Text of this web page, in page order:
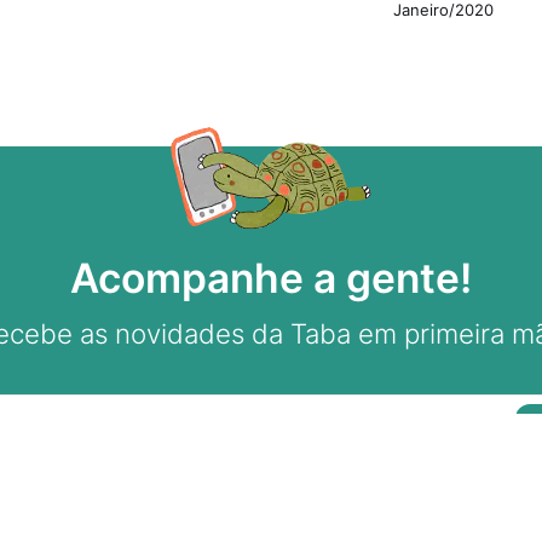
Janeiro/2020
Acompanhe a gente!
as novidades da Taba em primeira